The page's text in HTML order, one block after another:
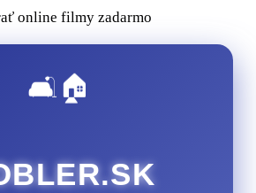
🛋️🏠